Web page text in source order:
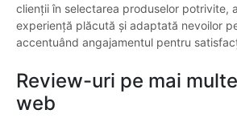
clienții în selectarea produselor potrivite,
experiență plăcută și adaptată nevoilor
accentuând angajamentul pentru
Review-uri pe mai
web